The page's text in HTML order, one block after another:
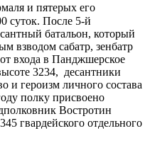
и пятерых его
суток. После 5-й
батальон, который
взводом сабатр, зенбатр
входа в Панджшерское
3234, десантники
и героизм личного состава
полку присвоено
Востротин
гвардейского отдельного